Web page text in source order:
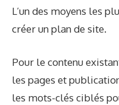
L’un des moyens les
créer un plan de site.
Pour le contenu
les pages et
les mots-clés ciblés